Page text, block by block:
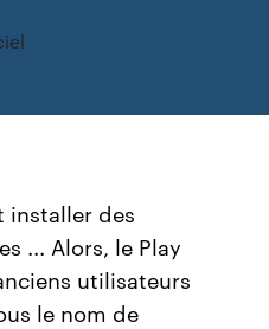
installer des
... Alors, le Play
utilisateurs
le nom de